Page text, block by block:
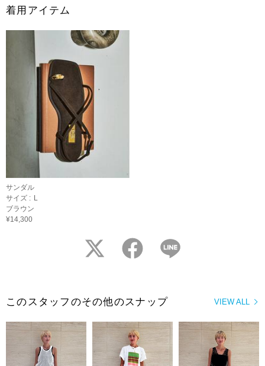
着用アイテム
サンダル
サイズ : L
ブラウン
¥14,300
twitter facebook
VIEW ALL
このスタッフのその他のスナップ